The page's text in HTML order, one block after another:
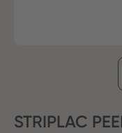
STRIPLAC